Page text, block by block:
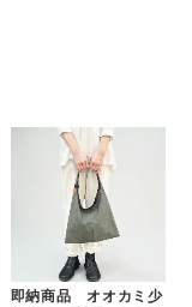
即納商品 オオカミ少